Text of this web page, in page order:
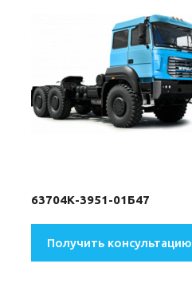
63704К-3951-01Б47
Получить консультацию